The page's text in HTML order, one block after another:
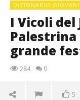
DIZIONARIO GIOVANI
I Vicoli del
grande
284 0
5